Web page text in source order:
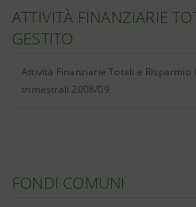
ATTIVITÀ FINANZIARIE
GESTITO
Attività Finanziarie Totali e Risparmio
trimestrali 2008/09
FONDI COMUNI